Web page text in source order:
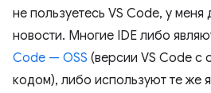
не пользуетесь VS Code, у меня
новости. Многие IDE либо
Code — OSS (версии VS Code с
кодом), либо используют те же